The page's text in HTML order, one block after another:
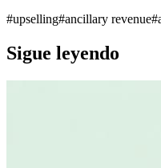
#upselling#ancillary revenue#
Sigue leyendo